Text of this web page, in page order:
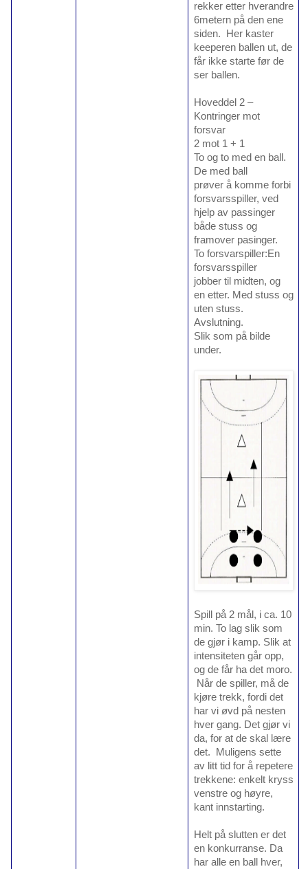
rekker etter hverandre
6metern på den ene
siden. Her kaster
keeperen ballen ut, de
får ikke starte før de
ser ballen.
Hoveddel 2 –
Kontringer mot
forsvar
2 mot 1 + 1
To og to med en ball.
De med ball
prøver å komme forbi
forsvarsspiller, ved
hjelp av passinger
både stuss og
framover pasinger.
To forsvarspiller:En
forsvarsspiller
jobber til midten, og
en etter. Med stuss og
uten stuss.
Avslutning.
Slik som på bilde
under.
Spill på 2 mål, i ca. 10
min. To lag slik som
de gjør i kamp. Slik at
intensiteten går opp,
og de får ha det moro.
Når de spiller, må de
kjøre trekk, fordi det
har vi øvd på nesten
hver gang. Det gjør vi
da, for at de skal lære
det. Muligens sette
av litt tid for å repetere
trekkene: enkelt kryss
venstre og høyre,
kant innstarting.
Helt på slutten er det
en konkurranse. Da
har alle en ball hver,